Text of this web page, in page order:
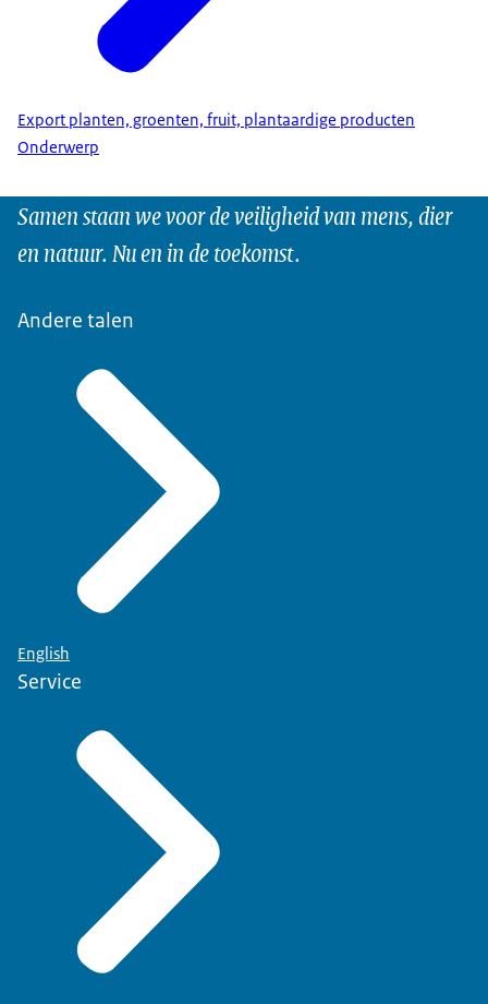
Export planten, groenten, fruit, plantaardige producten
Onderwerp
Samen staan we voor de veiligheid van mens, dier
en natuur. Nu en in de toekomst.
Andere talen
English
Service